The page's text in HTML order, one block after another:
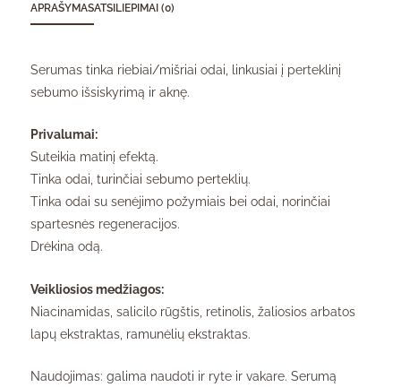
APRAŠYMASATSILIEPIMAI (0)
Serumas tinka riebiai/mišriai odai, linkusiai į perteklinį
sebumo išsiskyrimą ir aknę.
Privalumai:
Suteikia matinį efektą.
Tinka odai, turinčiai sebumo perteklių.
Tinka odai su senėjimo požymiais bei odai, norinčiai
spartesnės regeneracijos.
Drėkina odą.
Veikliosios medžiagos:
Niacinamidas, salicilo rūgštis, retinolis, žaliosios arbatos
lapų ekstraktas, ramunėlių ekstraktas.
Naudojimas: galima naudoti ir ryte ir vakare. Serumą